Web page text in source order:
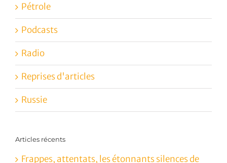
Pétrole
Podcasts
Radio
Reprises d'articles
Russie
Articles récents
Frappes, attentats, les étonnants silences de